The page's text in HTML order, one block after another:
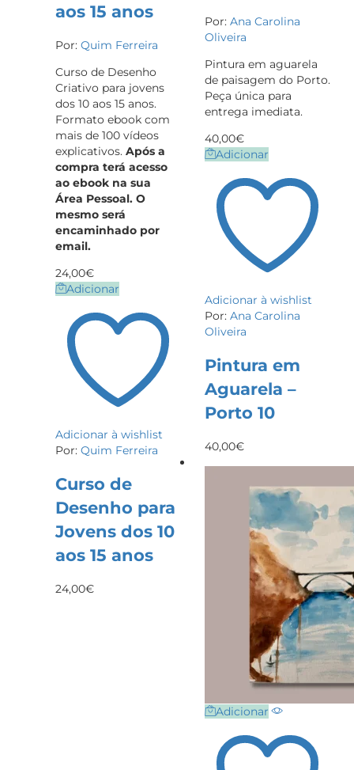
aos 15 anos
Por: Quim Ferreira
Curso de Desenho
Criativo para jovens
dos 10 aos 15 anos.
Formato ebook com
mais de 100 vídeos
explicativos. Após a
compra terá acesso
ao ebook na sua
Área Pessoal. O
mesmo será
encaminhado por
email.
24,00€
Adicionar
Adicionar à wishlist
Por: Quim Ferreira
Curso de
Desenho para
Jovens dos 10
aos 15 anos
24,00€
Por: Ana Carolina
Oliveira
Pintura em aguarela
de paisagem do Porto.
Peça única para
entrega imediata.
40,00€
Adicionar
Adicionar à wishlist
Por: Ana Carolina
Oliveira
Pintura em
Aguarela –
Porto 10
40,00€
Adicionar